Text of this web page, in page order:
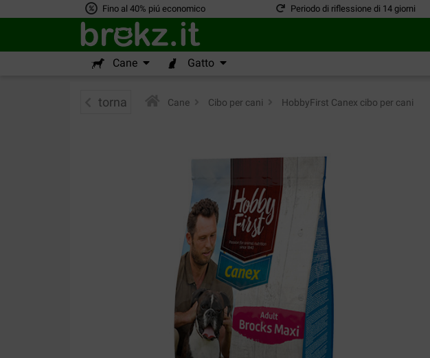
Fino al 40% piú economico Periodo di riflessione di 14 giorni
Cane Gatto
torna Cane Cibo per cani HobbyFirst Canex cibo per cani